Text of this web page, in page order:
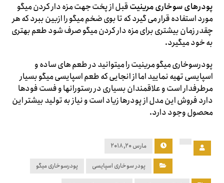
پودرهای سوخاری مرینیتقبل از پخت جهت مزه دار کردن میگو
مورد استفاده قرار می گیرد که تا بوی ضخم میگو را ازبین ببرد که هر
چقدر زمان بیشتری برای مزه دار کردن میگو صرف شود طعم بهتری
به خود میگیرد.
پودرسوخاری میگو مرینیت را میتوانید در طعم های ساده و
اسپایسی تهیه نمایید اما از انجایی که طعم اسپایسی میگو بسیار
مرطرفدار است و علاقمندان بسیاری در رستورانها و فست فودها
دارد فروش این مدل از پودرها زیاد است و نیاز به تولید بیشتر این
محصول وجود دارد.
مارس ۲۰, ۲۰۱۸
پودر سوخاری اسپایسی پودرسوخاری میگو